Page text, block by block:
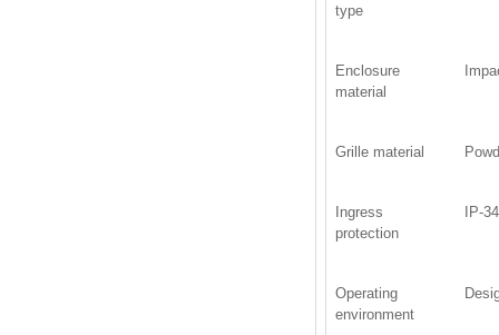
type
Enclosure
material
Grille material
Ingress
protection
IP-34
Operating
environment